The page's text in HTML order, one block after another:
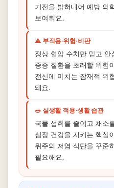
기전을 밝혀내어 예방 의
보여줘요.
⚠️ 부작용·위험·비판
정상 혈압 수치만 믿고 안
중증 질환을 초래할 위험
전신에 미치는 잠재적 위
돼요.
🥗 실생활 적용·생활 습관
국물 섭취를 줄이고 채소
심장 건강을 지키는 핵심
위주의 저염 식단을 꾸준
필요해요.